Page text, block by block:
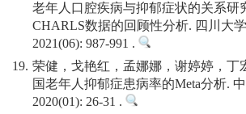
老年人口腔疾病与抑郁症状的关系
CHARLS数据的回顾性分析. 四川大
2021(06): 987-991 .
19. 荣健，戈艳红，孟娜娜，谢婷婷，丁
国老年人抑郁症患病率的Meta分析.
2020(01): 26-31 .